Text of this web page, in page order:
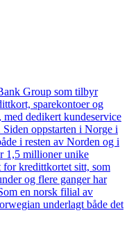
Group som tilbyr
sparekontoer og
dedikert kundeservice
oppstarten i Norge i
i resten av Norden og i
1,5 millioner unike
for kredittkortet sitt, som
og flere ganger har
en norsk filial av
underlagt både det